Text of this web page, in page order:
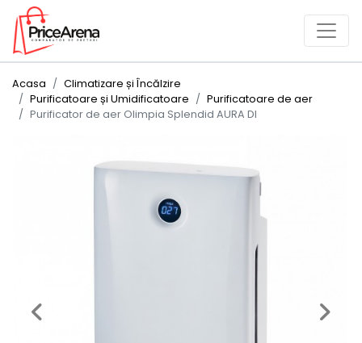
Acasa
Climatizare și Încălzire
Purificatoare și Umidificatoare
Purificatoare de aer
Purificator de aer Olimpia Splendid AURA DI
Previous Next